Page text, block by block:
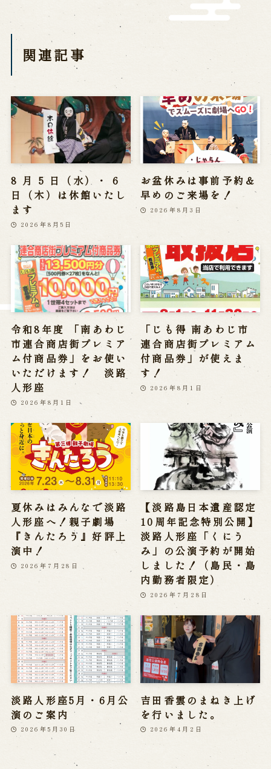
お問い合わせ
よくあるご質問
お電話でお問い合わせ
予約
WEB予約
メールフォームから予約
お電話で予約
※株式会社うずのくに南あわじの求人情報ページへ移動します
関連施設
通販サイトうずのくに
道の駅うずしお
うずの丘大鳴門橋記念館
関連記事
8 月 5 日（水）・ 6
日（木）は休館いたし
ます
2026年8月5日
お盆休みは事前予約＆
早めのご来場を！
2026年8月3日
令和8年度 「南あわじ
市連合商店街プレミア
ム付商品券」をお使い
いただけます！ 淡路
人形座
2026年8月1日
「じも得 南あわじ市
連合商店街プレミアム
付商品券」が使えま
す！
2026年8月1日
夏休みはみんなで淡路
人形座へ！親子劇場
『きんたろう』好評上
演中！
2026年7月28日
【淡路島日本遺産認定
10周年記念特別公開】
淡路人形座「くにう
み」の公演予約が開始
しました！（島民・島
内勤務者限定）
2026年7月28日
淡路人形座5月・6月公
演のご案内
2026年5月30日
吉田香雲のまねき上げ
を行いました。
2026年4月2日